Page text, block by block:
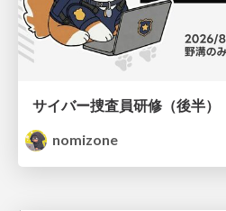
サイバー捜査員研修（後半）
nomizone